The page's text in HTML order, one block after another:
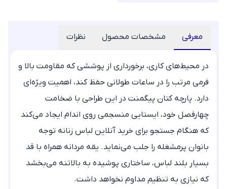
معرفی مشخصات محصول نظرات
در محیط‌های کاری، برخورداری از پوششی که مقاومت بالا و
فرمی مرتب را در ساعات طولانی حفظ کند، اهمیت ویژه‌ای
دارد. پارچه کتان پیگمنت در این طراحی با ضخامت
چهارفصل خود، ایستایی منسجمی روی اندام ایجاد می‌کند
که هنگام جستجو برای خرید آنلاین لباس زنانه توجه
بانوان پرمشغله را جلب می‌نماید. یقه مردانه همراه با قد
بسیار بلند لباس، ساختاری پوشیده به بالاتنه می‌بخشد
که نیازی به تنظیم مداوم نخواهد داشت.